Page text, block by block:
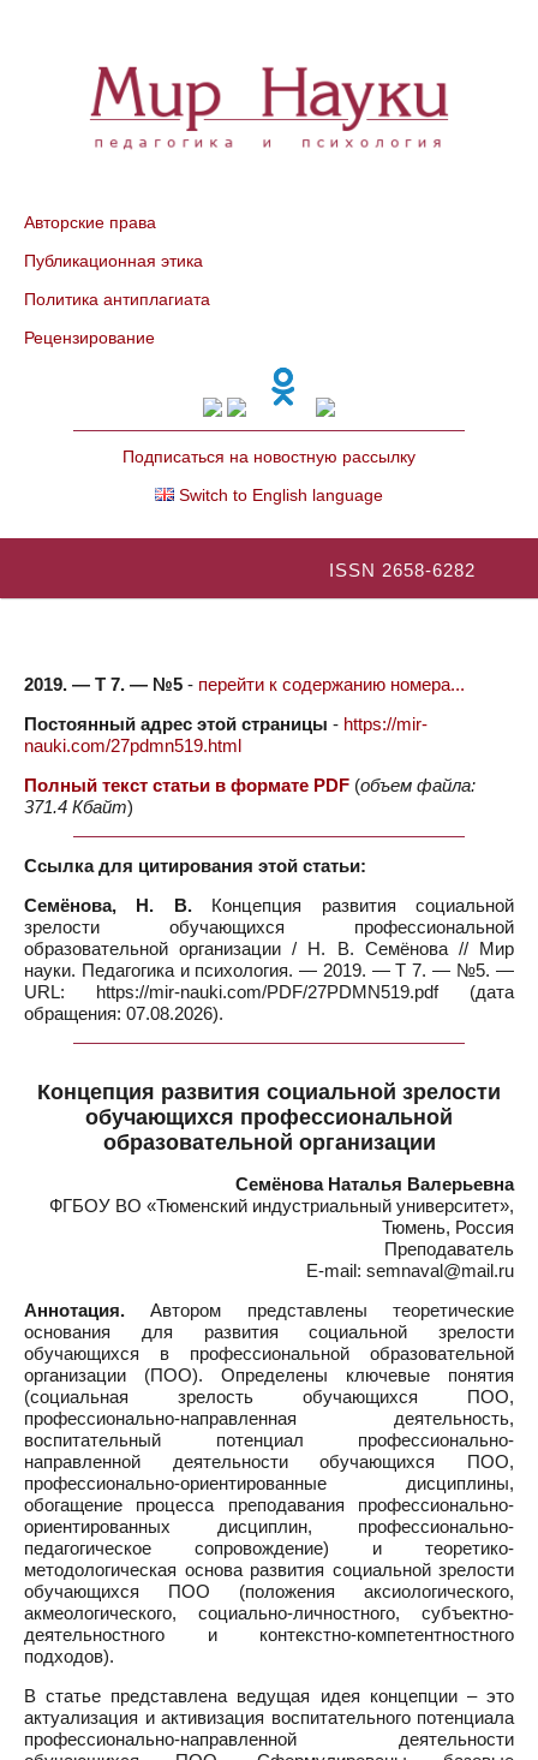
Авторские права
Публикационная этика
Политика антиплагиата
Рецензирование
Подписаться на новостную рассылку
Switch to English language
ISSN 2658-6282
2019. — Т 7. — №5 - перейти к содержанию номера...
Постоянный адрес этой страницы - https://mir-
nauki.com/27pdmn519.html
Полный текст статьи в формате PDF (объем файла:
371.4 Кбайт)
Ссылка для цитирования этой статьи:
Семёнова, Н. В.Концепция развития социальной
зрелости обучающихся профессиональной
образовательной организации / Н. В. Семёнова // Мир
науки. Педагогика и психология. — 2019. — Т 7. — №5. —
URL: https://mir-nauki.com/PDF/27PDMN519.pdf (дата
обращения: 07.08.2026).
Концепция развития социальной зрелости
обучающихся профессиональной
образовательной организации
Семёнова Наталья Валерьевна
ФГБОУ ВО «Тюменский индустриальный университет»,
Тюмень, Россия
Преподаватель
E-mail: semnaval@mail.ru
Аннотация. Автором представлены теоретические
основания для развития социальной зрелости
обучающихся в профессиональной образовательной
организации (ПОО). Определены ключевые понятия
(социальная зрелость обучающихся ПОО,
профессионально-направленная деятельность,
воспитательный потенциал профессионально-
направленной деятельности обучающихся ПОО,
профессионально-ориентированные дисциплины,
обогащение процесса преподавания профессионально-
ориентированных дисциплин, профессионально-
педагогическое сопровождение) и теоретико-
методологическая основа развития социальной зрелости
обучающихся ПОО (положения аксиологического,
акмеологического, социально-личностного, субъектно-
деятельностного и контекстно-компетентностного
подходов).
В статье представлена ведущая идея концепции – это
актуализация и активизация воспитательного потенциала
профессионально-направленной деятельности